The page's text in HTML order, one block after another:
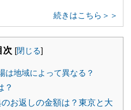
続きはこちら＞＞
次 [閉じる]
は地域によって異なる？
？
お返しの金額は？東京と大